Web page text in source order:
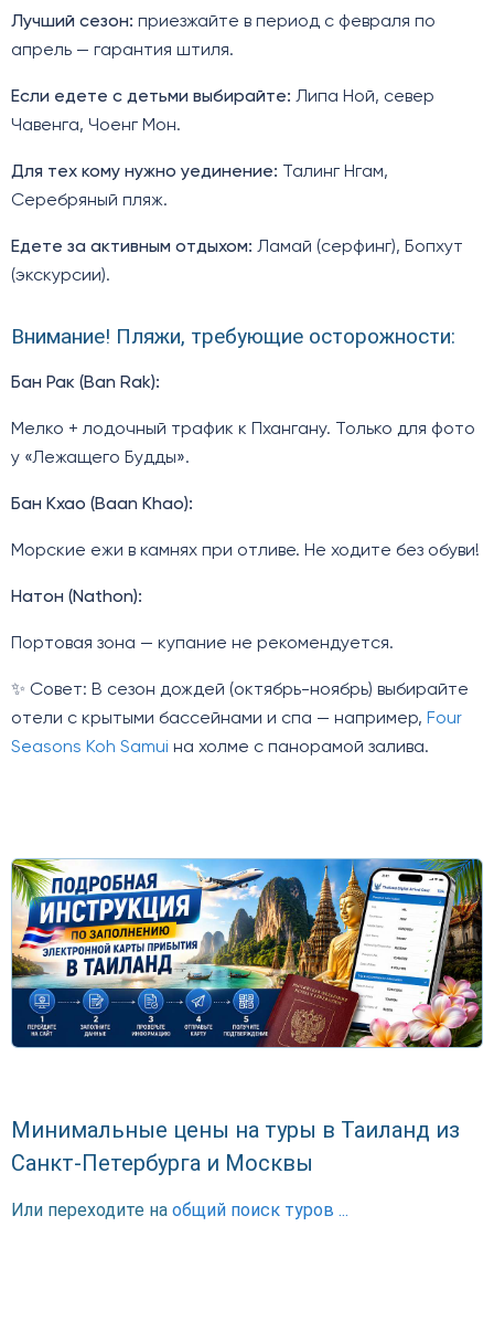
Лучший сезон: приезжайте в период с февраля по
апрель — гарантия штиля.
Если едете с детьми выбирайте: Липа Ной, север
Чавенга, Чоенг Мон.
Для тех кому нужно уединение: Талинг Нгам,
Серебряный пляж.
Едете за активным отдыхом: Ламай (серфинг), Бопхут
(экскурсии).
Внимание! Пляжи, требующие осторожности:
Бан Рак (Ban Rak):
Мелко + лодочный трафик к Пхангану. Только для фото
у «Лежащего Будды».
Бан Кхао (Baan Khao):
Морские ежи в камнях при отливе. Не ходите без обуви!
Натон (Nathon):
Портовая зона — купание не рекомендуется.
✨ Совет: В сезон дождей (октябрь-ноябрь) выбирайте
отели с крытыми бассейнами и спа — например, Four
Seasons Koh Samui на холме с панорамой залива.
Минимальные цены на туры в Таиланд из
Санкт-Петербурга и Москвы
Или переходите на общий поиск туров ...